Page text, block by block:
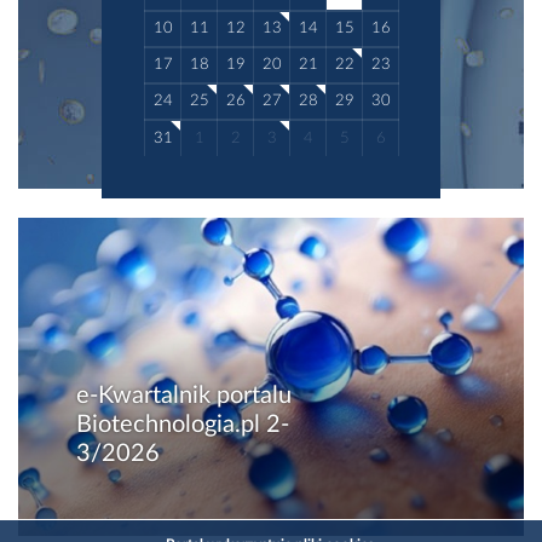
10 11 12 13 14 15 16
17 18 19 20 21 22 23
24 25 26 27 28 29 30
31 1 2 3 4 5 6
e-Kwartalnik portalu
Biotechnologia.pl 2-
3/2026